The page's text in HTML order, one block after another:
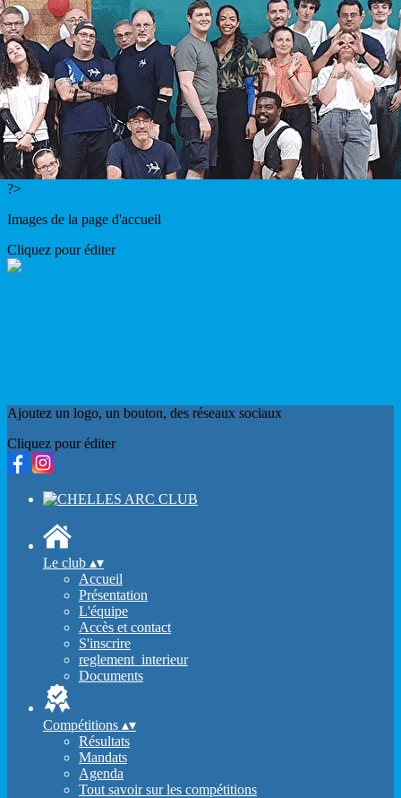
Menu
<
>
Evènements
Galerie photos
Créneaux
Apprendre
On parle de nous
?>
Images de la page d'accueil
Cliquez pour éditer
Ajoutez un logo, un bouton, des réseaux sociaux
Cliquez pour éditer
Le club ▴▾
Accueil
Présentation
L'équipe
Accès et contact
S'inscrire
reglement_interieur
Documents
Compétitions ▴▾
Résultats
Mandats
Agenda
Tout savoir sur les compétitions